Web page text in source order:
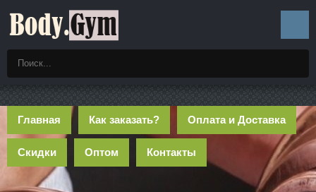
Главная Как заказать? Оплата и Доставка
Скидки Оптом Контакты